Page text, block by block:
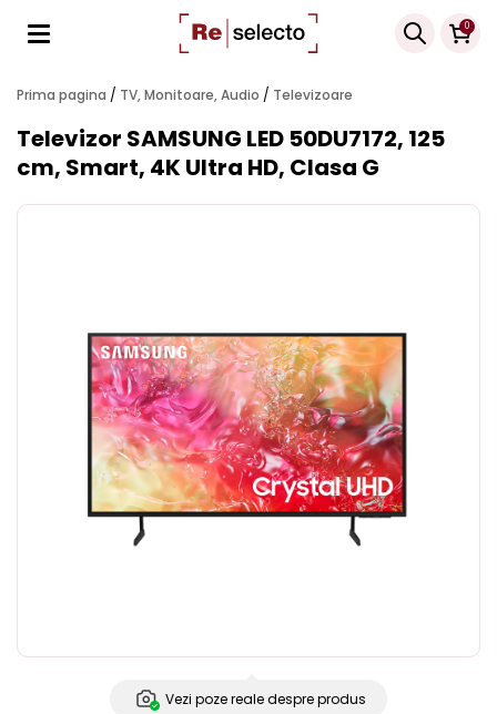
0
Products
search
Prima pagina / TV, Monitoare, Audio / Televizoare
Televizor SAMSUNG LED 50DU7172, 125
cm, Smart, 4K Ultra HD, Clasa G
Vezi poze reale despre produs